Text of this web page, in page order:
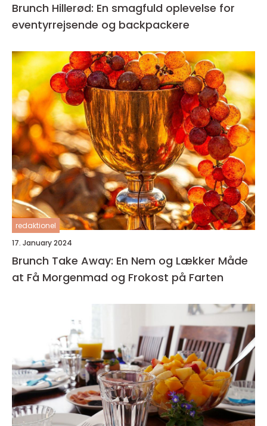
Brunch Hillerød: En smagfuld oplevelse for
eventyrrejsende og backpackere
redaktionel
17. January 2024
Brunch Take Away: En Nem og Lækker Måde
at Få Morgenmad og Frokost på Farten